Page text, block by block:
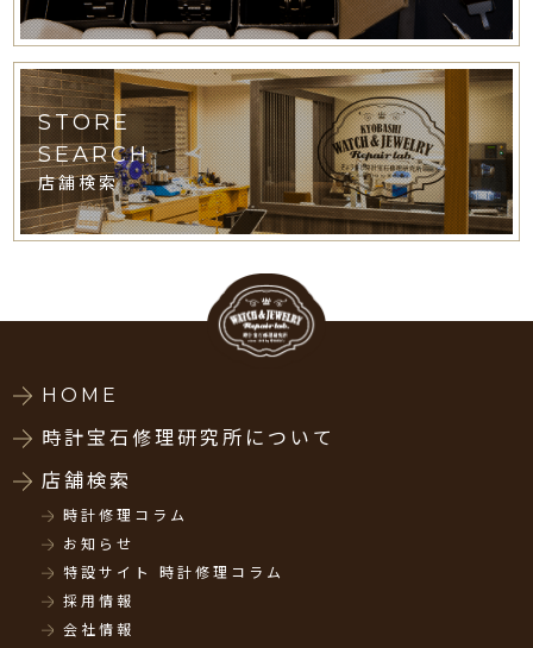
STORE
SEARCH
店舗検索
HOME
時計宝石修理研究所について
店舗検索
時計修理コラム
お知らせ
特設サイト 時計修理コラム
採用情報
会社情報